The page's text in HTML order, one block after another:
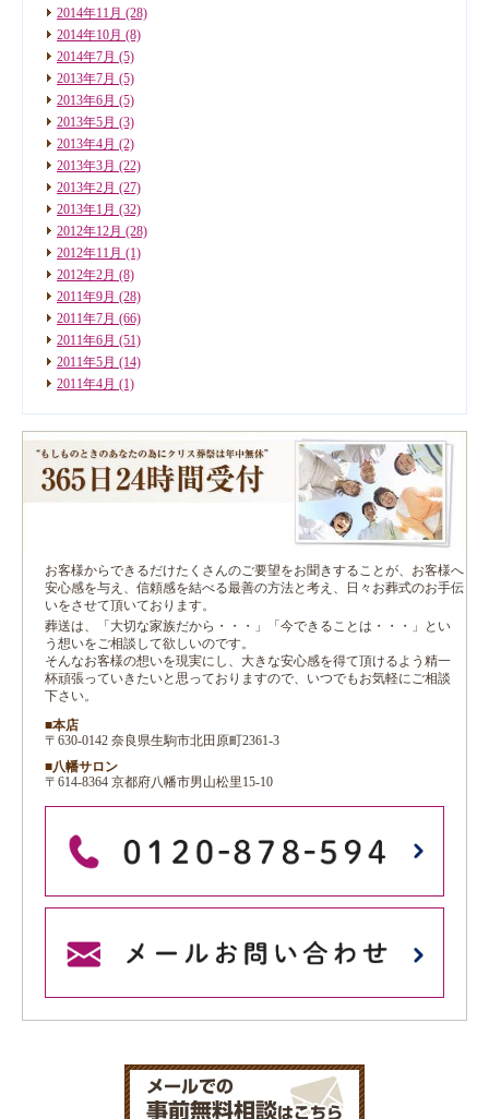
2014年11月 (28)
2014年10月 (8)
2014年7月 (5)
2013年7月 (5)
2013年6月 (5)
2013年5月 (3)
2013年4月 (2)
2013年3月 (22)
2013年2月 (27)
2013年1月 (32)
2012年12月 (28)
2012年11月 (1)
2012年2月 (8)
2011年9月 (28)
2011年7月 (66)
2011年6月 (51)
2011年5月 (14)
2011年4月 (1)
お客様からできるだけたくさんのご要望をお聞きすることが、お客様へ
安心感を与え、信頼感を結べる最善の方法と考え、日々お葬式のお手伝
いをさせて頂いております。
葬送は、「大切な家族だから・・・」「今できることは・・・」とい
う想いをご相談して欲しいのです。
そんなお客様の想いを現実にし、大きな安心感を得て頂けるよう精一
杯頑張っていきたいと思っておりますので、いつでもお気軽にご相談
下さい。
■本店
〒630-0142 奈良県生駒市北田原町2361-3
■八幡サロン
〒614-8364 京都府八幡市男山松里15-10